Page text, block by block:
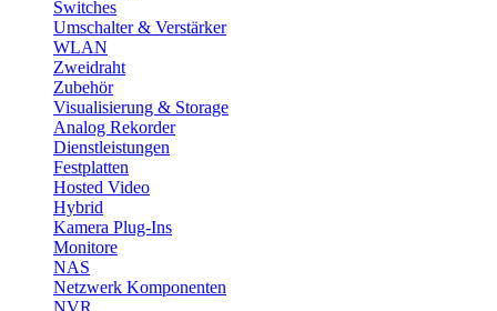
Switches
Umschalter & Verstärker
WLAN
Zweidraht
Zubehör
Visualisierung & Storage
Analog Rekorder
Dienstleistungen
Festplatten
Hosted Video
Hybrid
Kamera Plug-Ins
Monitore
NAS
Netzwerk Komponenten
NVR